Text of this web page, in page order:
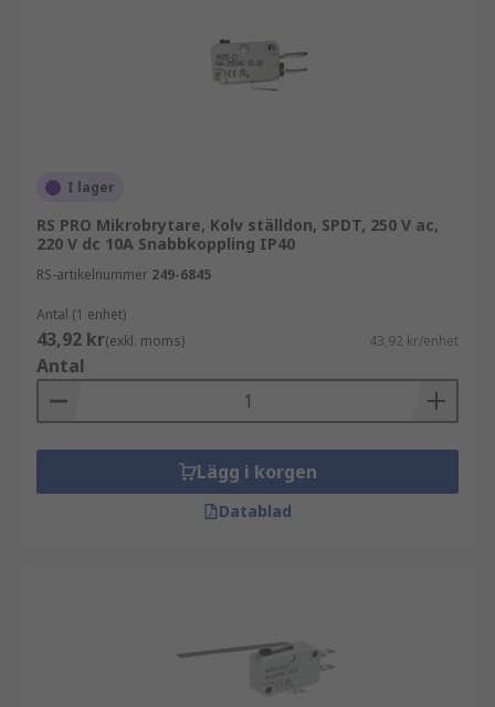
I lager
RS PRO Mikrobrytare, Kolv ställdon, SPDT, 250 V ac,
220 V dc 10A Snabbkoppling IP40
RS-artikelnummer 249-6845
Antal (1 enhet)
43,92 kr(exkl. moms) 43,92 kr/enhet
Antal
Lägg i korgen
Datablad